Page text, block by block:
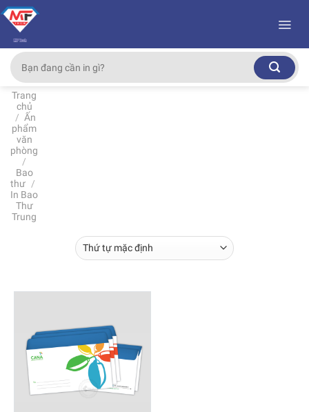
Skip
to
content
Tìm
kiếm:
Trang
chủ
/ Ấn
phẩm
văn
phòng
/
Bao
thư /
In Bao
Thư
Trung